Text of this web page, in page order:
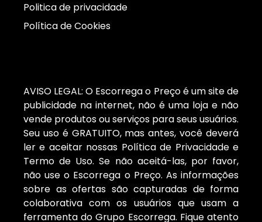
Politica de privacidade
Política de Cookies
AVISO LEGAL: O Escorrega o Preço é um site de
publicidade na internet, não é uma loja e não
vende produtos ou serviços para seus usuários.
Seu uso é GRATUITO, mas antes, você deverá
ler e aceitar nossas Política de Privacidade e
Termo de Uso. Se não aceitá-las, por favor,
não use o Escorrega o Preço. As informações
sobre as ofertas são capturadas de forma
colaborativa com os usuários que usam a
ferramenta do Grupo Escorrega. Fique atento